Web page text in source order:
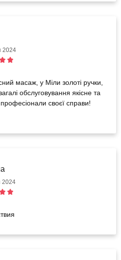
2024
масаж, у Міли золоті ручки,
обслуговування якісне та
своєї справи!
2024